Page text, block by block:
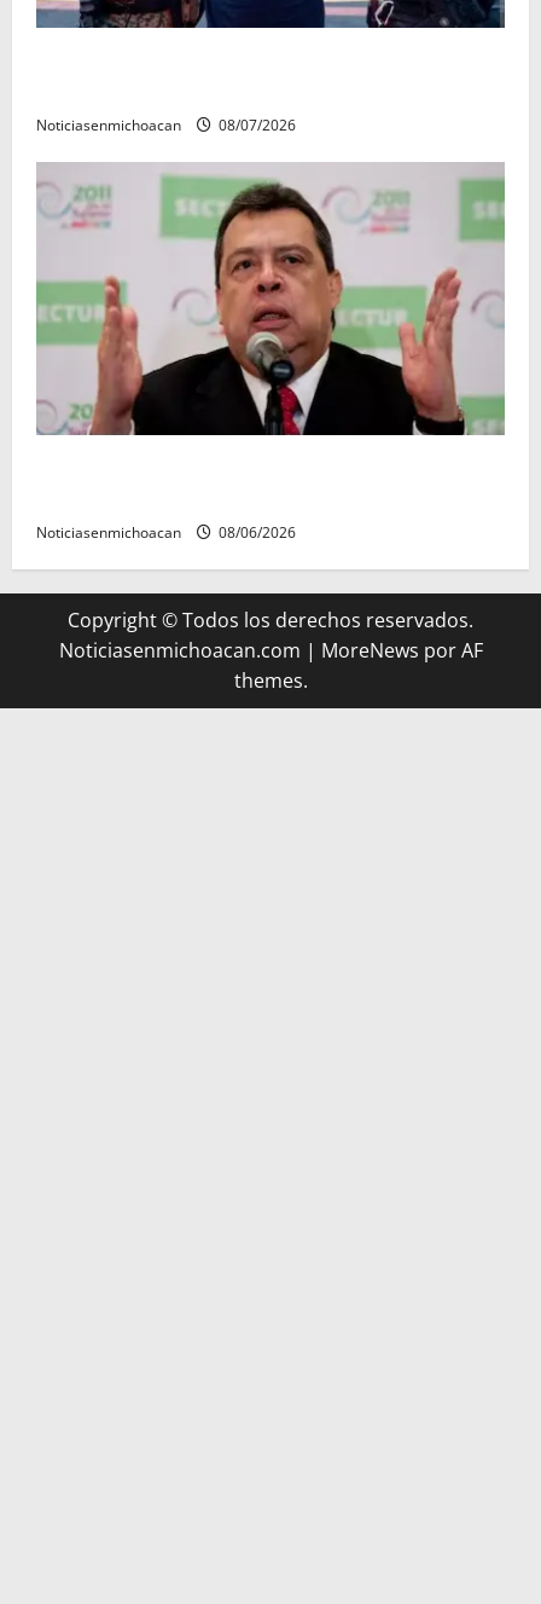
Noticiasenmichoacan 08/07/2026
Noticiasenmichoacan 08/06/2026
Copyright © Todos los derechos reservados.
Noticiasenmichoacan.com | MoreNews por AF
themes.